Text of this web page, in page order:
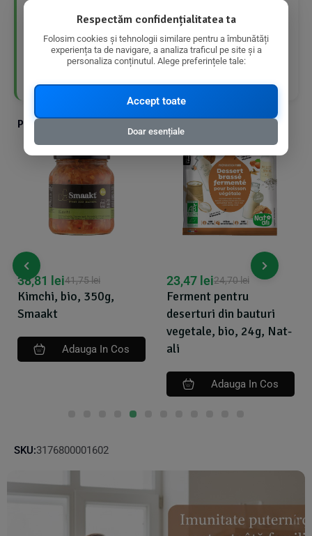
Conține bacterii probiotice benefice pentru
sănătatea intestinală
Produs bio, fără aditivi artificiali
Produse din aceeasi categorie cu produsul ales
Kimchi, bio, 350g,
Smaakt
41,75lei
38,81 lei
Adauga In Cos
Ferment pentru
deserturi din bauturi
vegetale, bio, 24g, Nat-
ali
24,70lei
23,47 lei
Adauga In Cos
SKU:3176800001602
Respectăm confidențialitatea ta
Folosim cookies și tehnologii similare pentru a îmbunătăți
experiența ta de navigare, a analiza traficul pe site și a
personaliza conținutul. Alege preferințele tale:
Accept toate
Doar esențiale